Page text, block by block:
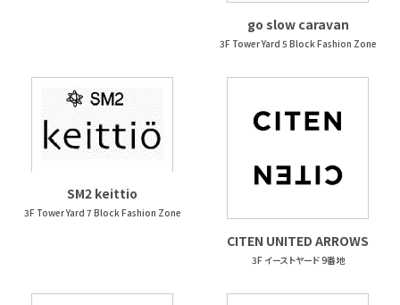
go slow caravan
3F Tower Yard 5 Block Fashion Zone
SM2 keittio
3F Tower Yard 7 Block Fashion Zone
CITEN UNITED ARROWS
3F イーストヤード 9番地